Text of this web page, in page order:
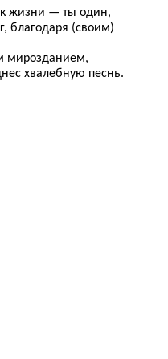
жизни — ты один,
благодаря (своим)
мирозданием,
хвалебную песнь.